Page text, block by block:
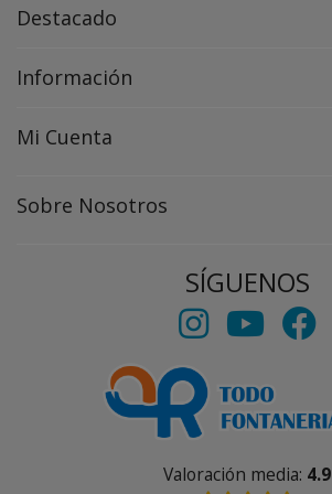
Destacado
Información
Mi Cuenta
Sobre Nosotros
SÍGUENOS
Valoración media: 4.9